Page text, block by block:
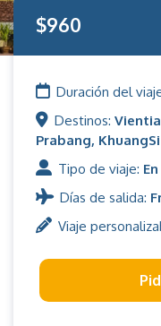
$960
Duración del
Destinos:
Prabang, KhuangSi
Tipo de viaje:
Días de salida:
Viaje